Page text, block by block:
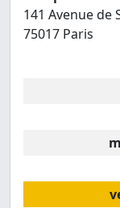
141 Avenue de
75017 Paris